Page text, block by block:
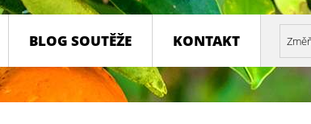
BLOG SOUTĚŽE KONTAKT